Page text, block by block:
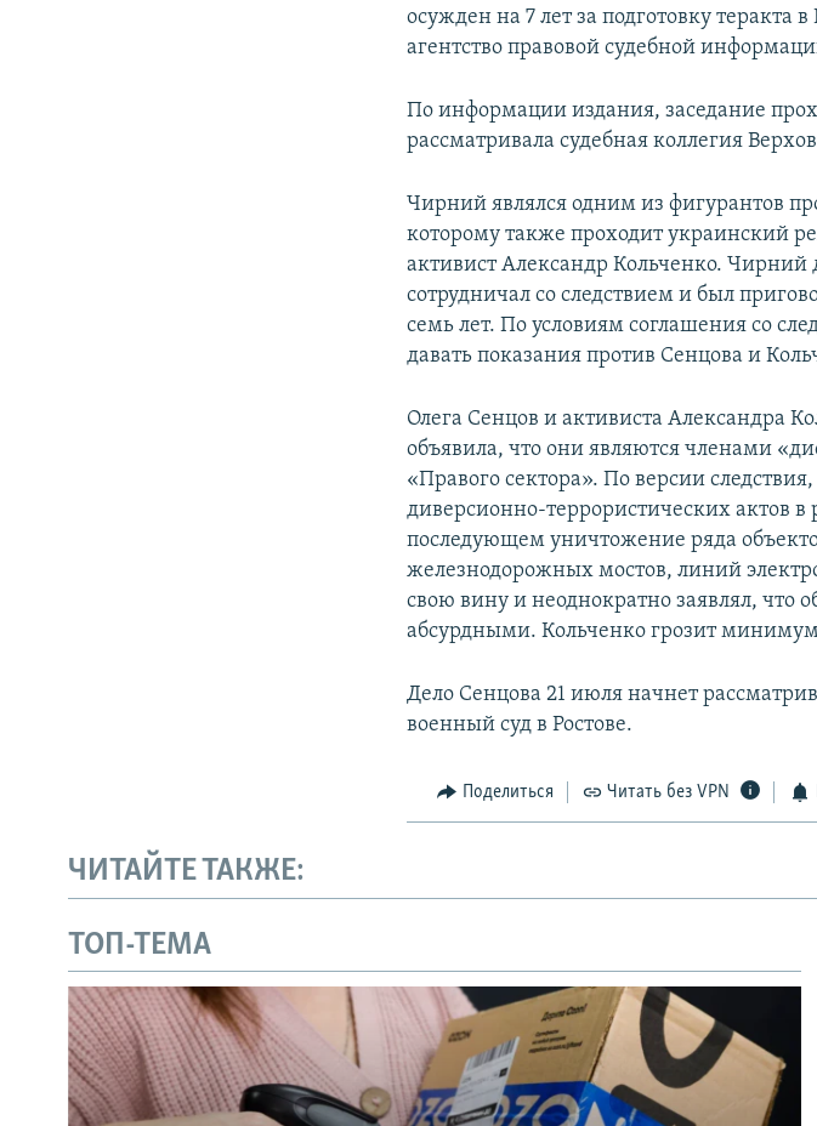
осужден на 7 лет за подготовку теракта
агентство правовой судебной
По информации издания, заседание
рассматривала судебная коллегия
Чирний являлся одним из фигурантов
которому также проходит украинский
активист Александр Кольченко.
сотрудничал со следствием и был
семь лет. По условиям соглашения со
давать показания против Сенцова и
Олега Сенцов и активиста Александра
объявила, что они являются членами
«Правого сектора». По версии
диверсионно-террористических актов в
последующем уничтожение ряда
железнодорожных мостов, линий
свою вину и неоднократно заявлял, что
абсурдными. Кольченко грозит минимум
Дело Сенцова 21 июля начнет
военный суд в Ростове.
Поделиться Читать без VPN
ЧИТАЙТЕ ТАКЖЕ:
ТОП-ТЕМА